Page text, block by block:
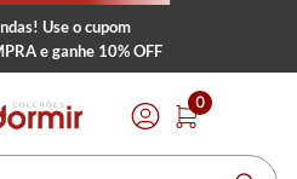
Use o cupom
e ganhe 10% OFF
0